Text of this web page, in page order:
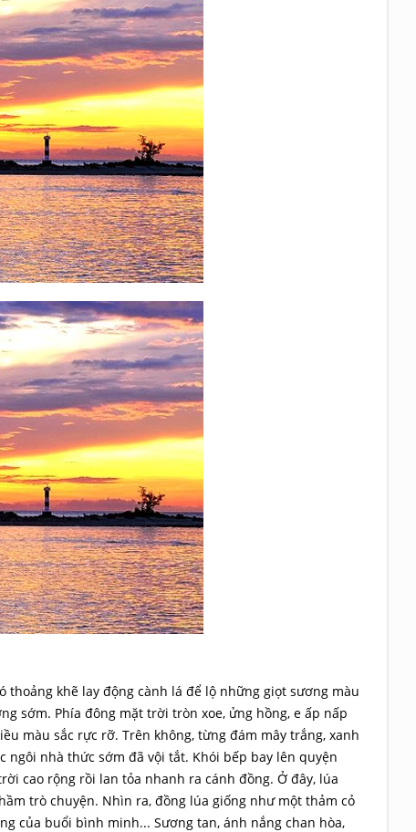
khẽ lay động cành lá để lộ những giọt sương màu
sớm. Phía đông mặt trời tròn xoe, ửng hồng, e ấp nấp
màu sắc rực rỡ. Trên không, từng đám mây trắng, xanh
nhà thức sớm đã vội tắt. Khói bếp bay lên quyện
cao rộng rồi lan tỏa nhanh ra cánh đồng. Ở đây, lúa
trò chuyện. Nhìn ra, đồng lúa giống như một thảm cỏ
của buổi bình minh... Sương tan, ánh nắng chan hòa,